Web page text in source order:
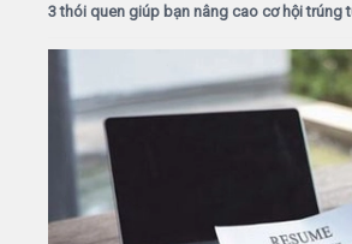
3 thói quen giúp bạn nâng cao cơ hội trúng